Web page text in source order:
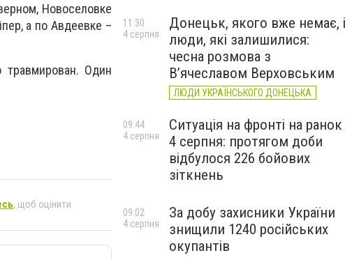
Новоселовке
а по Авдеевке –
Один
, щоб оцінити
Донецьк, якого вже немає, і
люди, які залишилися:
чесна розмова з
В’ячеславом Верховським
ЛЮДИ УКРАЇНСЬКОГО ДОНЕЦЬКА
11:30
4 серпня
Ситуація на фронті на ранок
4 серпня: протягом доби
відбулося 226 бойових
зіткнень
09:44
4 серпня
За добу захисники України
знищили 1240 російських
окупантів
09:02
4 серпня